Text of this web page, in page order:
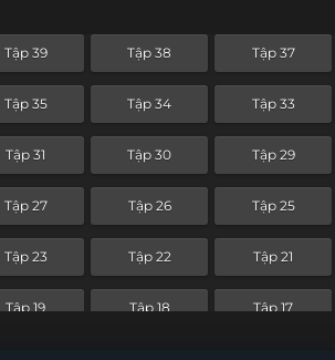
Tập 39 Tập 38 Tập 37
Tập 35 Tập 34 Tập 33
Tập 31 Tập 30 Tập 29
Tập 27 Tập 26 Tập 25
Tập 23 Tập 22 Tập 21
Tập 19 Tập 18 Tập 17